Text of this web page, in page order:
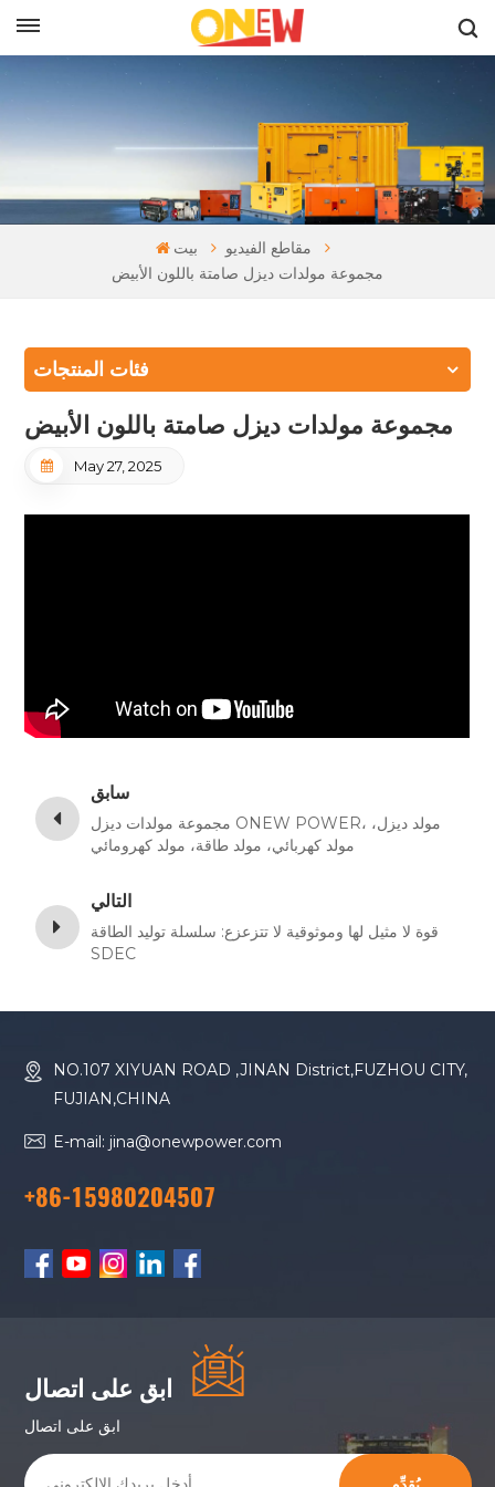
بيت
مقاطع الفيديو
مجموعة مولدات ديزل صامتة باللون الأبيض
فئات المنتجات
مجموعة مولدات ديزل صامتة باللون الأبيض
May 27, 2025
سابق
مجموعة مولدات ديزل ONEW POWER، مولد ديزل،
مولد كهربائي، مولد طاقة، مولد كهرومائي
التالي
قوة لا مثيل لها وموثوقية لا تتزعزع: سلسلة توليد الطاقة
SDEC
NO.107 XIYUAN ROAD ,JINAN District,FUZHOU CITY,
FUJIAN,CHINA
E-mail: jina@onewpower.com
+86-15980204507
ابق على اتصال
ابق على اتصال